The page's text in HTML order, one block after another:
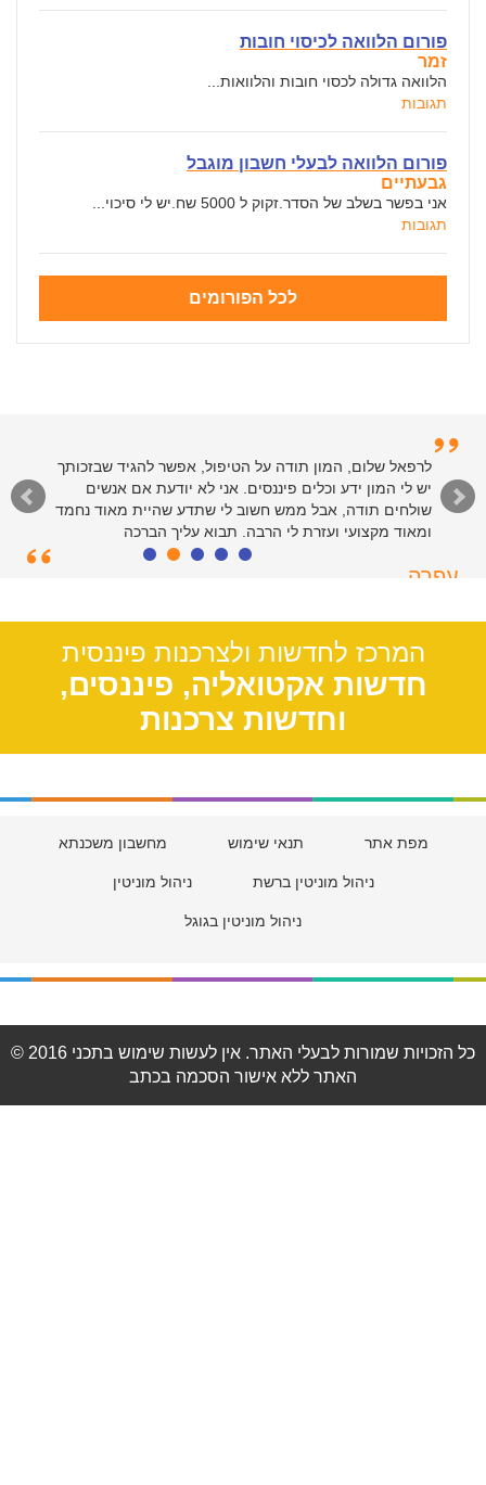
פורום הלוואה לכיסוי חובות
זמר
הלוואה גדולה לכסוי חובות והלוואות...
תגובות
פורום הלוואה לבעלי חשבון מוגבל
גבעתיים
אני בפשר בשלב של הסדר.זקוק ל 5000 שח.יש לי סיכוי...
תגובות
לכל הפורומים
לרפאל שלום, המון תודה על הטיפול, אפשר להגיד שבזכותך
יש לי המון ידע וכלים פיננסים. אני לא יודעת אם אנשים
שולחים תודה, אבל ממש חשוב לי שתדע שהיית מאוד נחמד
ומאוד מקצועי ועזרת לי הרבה. תבוא עליך הברכה
עפרה
המרכז לחדשות ולצרכנות פיננסית
חדשות אקטואליה, פיננסים,
וחדשות צרכנות
מפת אתר תנאי שימוש מחשבון משכנתא
ניהול מוניטין ברשת ניהול מוניטין
ניהול מוניטין בגוגל
© 2016 כל הזכויות שמורות לבעלי האתר. אין לעשות שימוש בתכני
האתר ללא אישור הסכמה בכתב